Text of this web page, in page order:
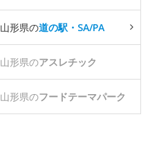
山形県の道の駅・SA/PA
山形県のアスレチック
山形県のフードテーマパーク